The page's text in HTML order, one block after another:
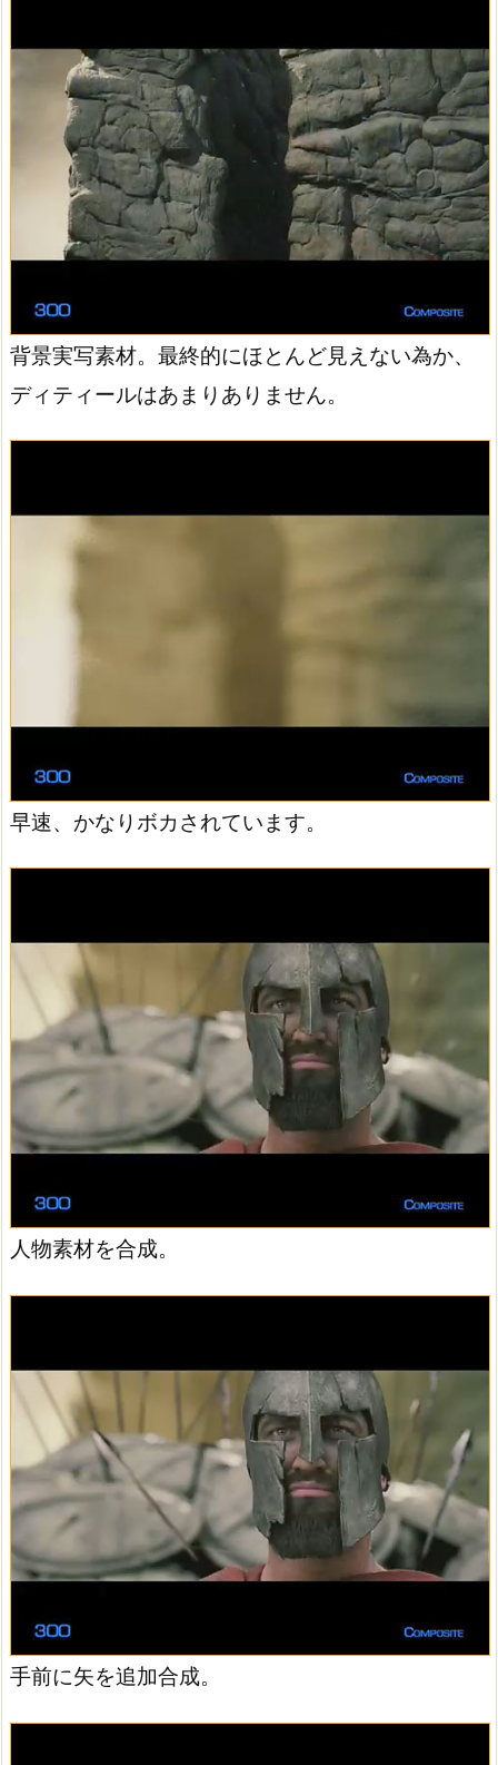
背景実写素材。最終的にほとんど見えない為か、
ディティールはあまりありません。
早速、かなりボカされています。
人物素材を合成。
手前に矢を追加合成。